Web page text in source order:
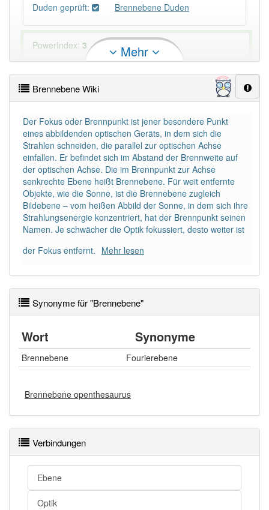
Duden geprüft: Brennebene Duden
PowerIndex: 3
Häufigkeit: 2 von 10
Wörter mit Endung-brennebeneaber mit einem
anderen Artikeldie: 0
Das Wort wird häufig verwendet im Bereich Optik
86% unserer Spielapp-Nutzer haben den Artikel
korrekt erraten.
Mehr
Brennebene Wiki
Der Fokus oder Brennpunkt ist jener besondere Punkt
eines abbildenden optischen Geräts, in dem sich die
Strahlen schneiden, die parallel zur optischen Achse
einfallen. Er befindet sich im Abstand der Brennweite auf
der optischen Achse. Die im Brennpunkt zur Achse
senkrechte Ebene heißt Brennebene. Für weit entfernte
Objekte, wie die Sonne, ist die Brennebene zugleich
Bildebene – vom heißen Abbild der Sonne, in dem sich ihre
Strahlungsenergie konzentriert, hat der Brennpunkt seinen
Namen. Je schwächer die Optik fokussiert, desto weiter ist
der Fokus entfernt. Mehr lesen
Synonyme für "Brennebene"
Wort Synonyme
Brennebene Fourierebene
Brennebene openthesaurus
Verbindungen
Ebene
Optik